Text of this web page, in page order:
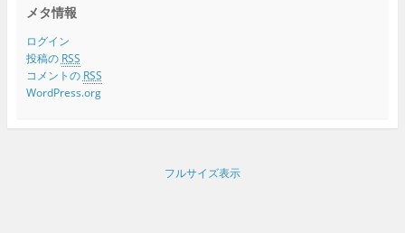
メタ情報
ログイン
投稿の RSS
コメントの RSS
WordPress.org
フルサイズ表示